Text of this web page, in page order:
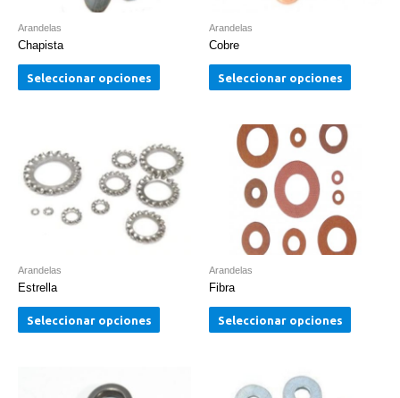
Arandelas
Chapista
Seleccionar opciones
Arandelas
Cobre
Seleccionar opciones
Arandelas
Estrella
Seleccionar opciones
Arandelas
Fibra
Seleccionar opciones